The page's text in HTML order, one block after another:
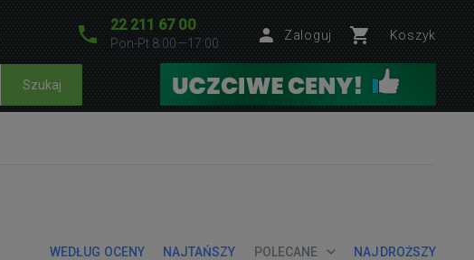
22 211 67 00
Pon-Pt 8:00—17:00
Zaloguj Koszyk
Szukaj
WEDŁUG OCENY NAJTAŃSZY POLECANE NAJDROŻSZY